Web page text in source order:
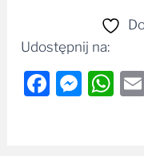
Udostępnij na: